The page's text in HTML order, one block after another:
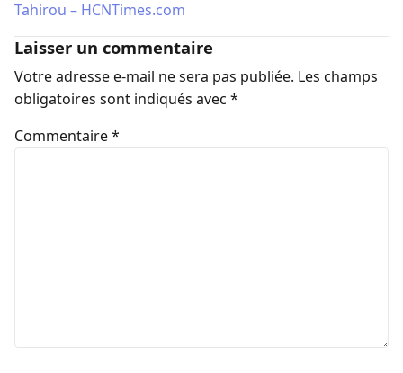
Tahirou – HCNTimes.com
Laisser un commentaire
Votre adresse e-mail ne sera pas publiée. Les champs
obligatoires sont indiqués avec *
Commentaire*